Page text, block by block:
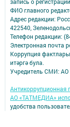
ФИО главного
Адрес редакции:
422540,
Телефон редакции:
Электронная почта
Коррупция
итәргә була.
Учредитель СМИ:
Антикоррупционная
АО «ТАТМЕДИА»
удобства